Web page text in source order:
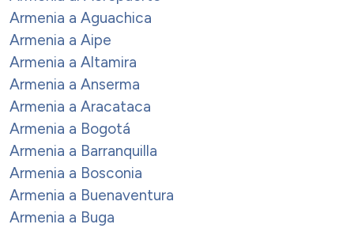
Armenia a Aguachica
Armenia a Aipe
Armenia a Altamira
Armenia a Anserma
Armenia a Aracataca
Armenia a Bogotá
Armenia a Barranquilla
Armenia a Bosconia
Armenia a Buenaventura
Armenia a Buga